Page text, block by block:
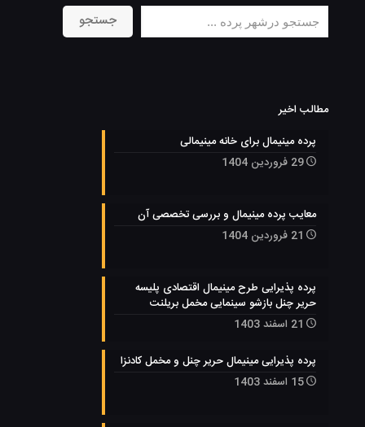
جستجو جستجو
مطالب اخیر
پرده مینیمال برای خانه مینیمالی
29 فروردین 1404
معایب پرده مینیمال و بررسی تخصصی آن
21 فروردین 1404
پرده پذیرایی طرح مینیمال اقتصادی پلیسه
حریر چنل بازشو سینمایی مخمل بریلنت
21 اسفند 1403
پرده پذیرایی مینیمال حریر چنل و مخمل کادنزا
15 اسفند 1403